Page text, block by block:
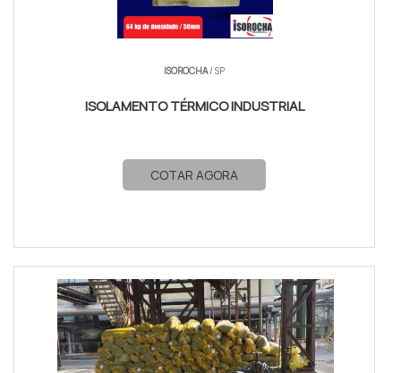
ISOROCHA/ SP
ISOLAMENTO TÉRMICO INDUSTRIAL
COTAR AGORA